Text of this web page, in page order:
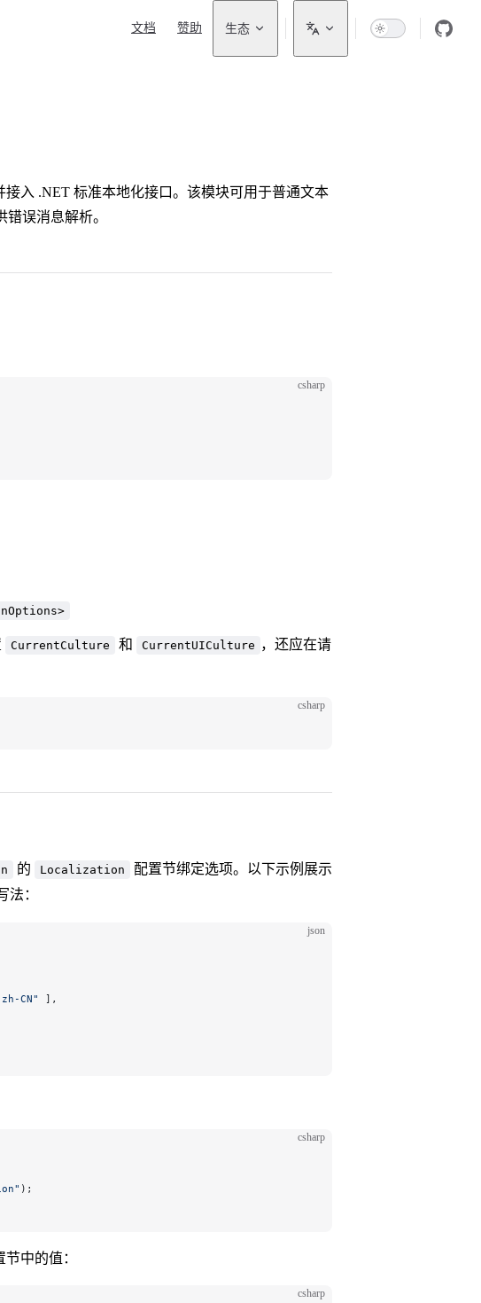
Main Navigation
文档 赞助 生态
入 .NET 标准本地化接口。该模块可用于普通文本
误消息解析。
csharp
CurrentCulture 和 CurrentUICulture ，还应在请
csharp
的 Localization
配置节绑定选项。以下示例展示
法：
json
CN"
],
csharp
);
中的值：
csharp